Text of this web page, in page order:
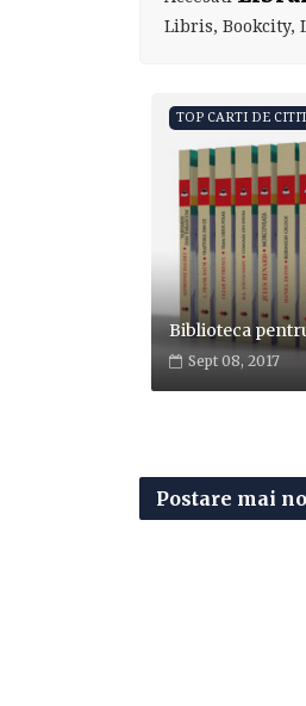
Libris,
TOP CARTI DE
Biblioteca
Sept 08, 2017
Postare mai